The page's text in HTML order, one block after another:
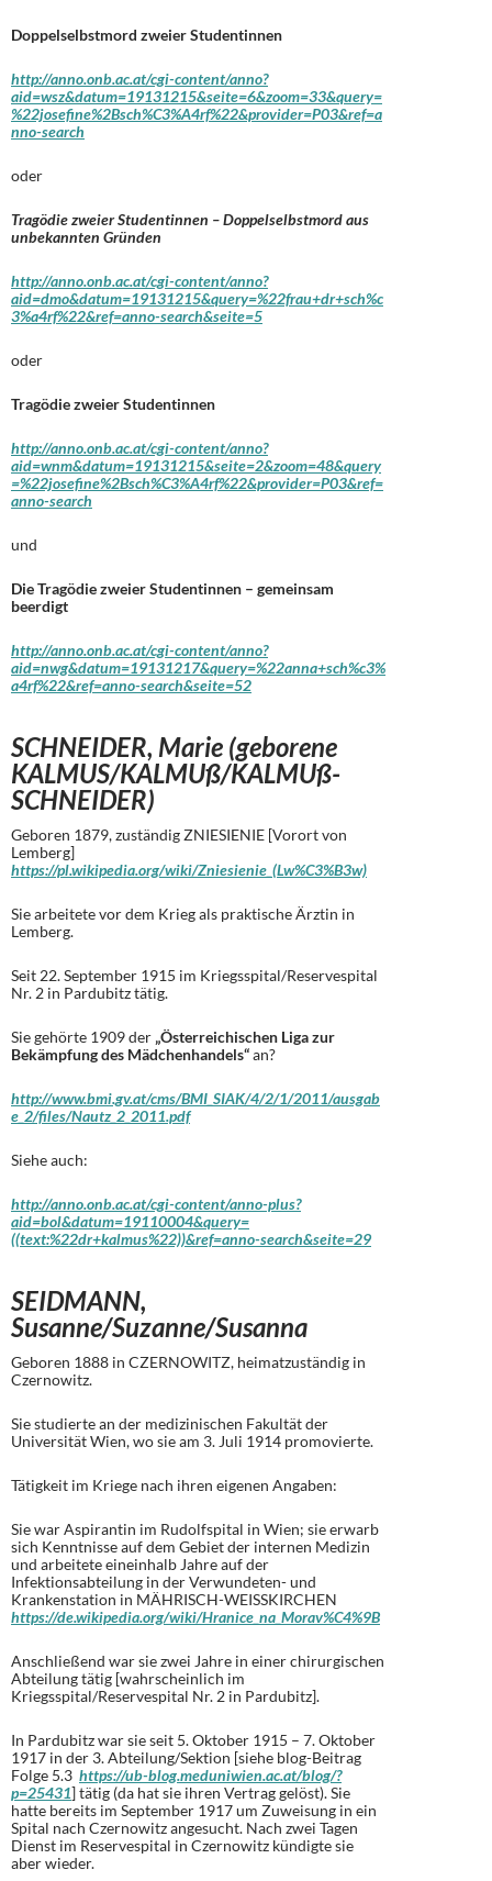
Doppelselbstmord zweier Studentinnen
http://anno.onb.ac.at/cgi-content/anno?
aid=wsz&datum=19131215&seite=6&zoom=33&query=
%22josefine%2Bsch%C3%A4rf%22&provider=P03&ref=a
nno-search
oder
Tragödie zweier Studentinnen – Doppelselbstmord aus
unbekannten Gründen
http://anno.onb.ac.at/cgi-content/anno?
aid=dmo&datum=19131215&query=%22frau+dr+sch%c
3%a4rf%22&ref=anno-search&seite=5
oder
Tragödie zweier Studentinnen
http://anno.onb.ac.at/cgi-content/anno?
aid=wnm&datum=19131215&seite=2&zoom=48&query
=%22josefine%2Bsch%C3%A4rf%22&provider=P03&ref=
anno-search
und
Die Tragödie zweier Studentinnen – gemeinsam
beerdigt
http://anno.onb.ac.at/cgi-content/anno?
aid=nwg&datum=19131217&query=%22anna+sch%c3%
a4rf%22&ref=anno-search&seite=52
SCHNEIDER, Marie (geborene
KALMUS/KALMUß/KALMUß-
SCHNEIDER)
Geboren 1879, zuständig ZNIESIENIE [Vorort von
Lemberg]
https://pl.wikipedia.org/wiki/Zniesienie_(Lw%C3%B3w)
Sie arbeitete vor dem Krieg als praktische Ärztin in
Lemberg.
Seit 22. September 1915 im Kriegsspital/Reservespital
Nr. 2 in Pardubitz tätig.
Sie gehörte 1909 der „Österreichischen Liga zur
Bekämpfung des Mädchenhandels“an?
http://www.bmi.gv.at/cms/BMI_SIAK/4/2/1/2011/ausgab
e_2/files/Nautz_2_2011.pdf
Siehe auch:
http://anno.onb.ac.at/cgi-content/anno-plus?
aid=bol&datum=19110004&query=
((text:%22dr+kalmus%22))&ref=anno-search&seite=29
SEIDMANN,
Susanne/Suzanne/Susanna
Geboren 1888 in CZERNOWITZ, heimatzuständig in
Czernowitz.
Sie studierte an der medizinischen Fakultät der
Universität Wien, wo sie am 3. Juli 1914 promovierte.
Tätigkeit im Kriege nach ihren eigenen Angaben:
Sie war Aspirantin im Rudolfspital in Wien; sie erwarb
sich Kenntnisse auf dem Gebiet der internen Medizin
und arbeitete eineinhalb Jahre auf der
Infektionsabteilung in der Verwundeten- und
Krankenstation in MÄHRISCH-WEISSKIRCHEN
https://de.wikipedia.org/wiki/Hranice_na_Morav%C4%9B
Anschließend war sie zwei Jahre in einer chirurgischen
Abteilung tätig [wahrscheinlich im
Kriegsspital/Reservespital Nr. 2 in Pardubitz].
In Pardubitz war sie seit 5. Oktober 1915 – 7. Oktober
1917 in der 3. Abteilung/Sektion [siehe blog-Beitrag
Folge 5.3 https://ub-blog.meduniwien.ac.at/blog/?
p=25431] tätig (da hat sie ihren Vertrag gelöst). Sie
hatte bereits im September 1917 um Zuweisung in ein
Spital nach Czernowitz angesucht. Nach zwei Tagen
Dienst im Reservespital in Czernowitz kündigte sie
aber wieder.